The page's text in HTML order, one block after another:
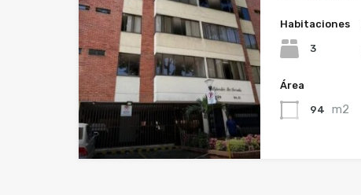
Habitaciones
3
Área
94 m2